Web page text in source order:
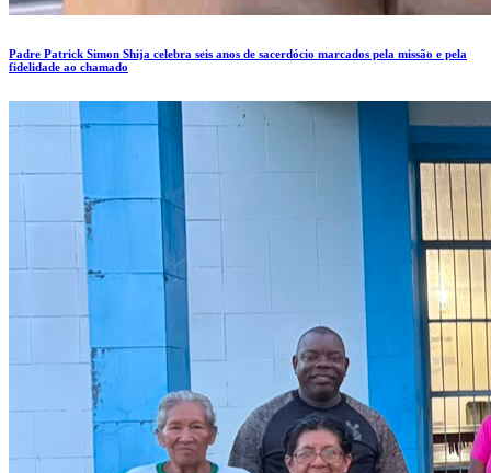
Padre Patrick Simon Shija celebra seis anos de sacerdócio marcados pela missão e pela
fidelidade ao chamado